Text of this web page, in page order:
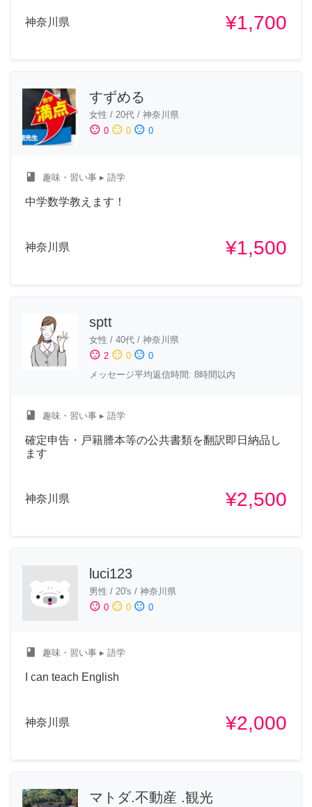
神奈川県 ¥1,700
すずめる
女性 / 20代 / 神奈川県
sentiment_satisfied 0 sentiment_neutral 0 sentiment_dissatisfied 0
class 趣味・習い事 ▸ 語学
中学数学教えます！
神奈川県 ¥1,500
sptt
女性 / 40代 / 神奈川県
sentiment_satisfied 2 sentiment_neutral 0 sentiment_dissatisfied 0
メッセージ平均返信時間: 8時間以内
class 趣味・習い事 ▸ 語学
確定申告・戸籍謄本等の公共書類を翻訳即日納品し
ます
神奈川県 ¥2,500
luci123
男性 / 20's / 神奈川県
sentiment_satisfied 0 sentiment_neutral 0 sentiment_dissatisfied 0
class 趣味・習い事 ▸ 語学
I can teach English
神奈川県 ¥2,000
マトダ.不動産 .観光